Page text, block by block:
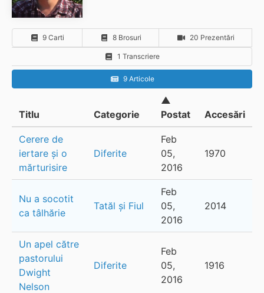
9 Carti 8 Brosuri 20 Prezentări
1 Transcriere
9 Articole
Titlu Categorie
▲
Postat
Accesări
Cerere de
iertare și o
mărturisire
Diferite
Feb
05,
2016
1970
Nu a socotit
ca tâlhărie
Tatăl și Fiul
Feb
05,
2016
2014
Un apel către
pastorului
Dwight
Nelson
Diferite
Feb
05,
2016
1916